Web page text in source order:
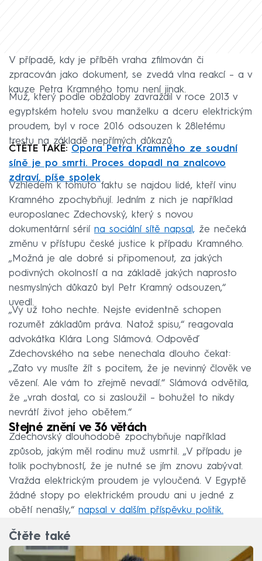
V případě, kdy je příběh vraha zfilmován či
zpracován jako dokument, se zvedá vlna reakcí – a v
kauze Petra Kramného tomu není jinak.
Muž, který podle obžaloby zavraždil v roce 2013 v
egyptském hotelu svou manželku a dceru elektrickým
proudem, byl v roce 2016 odsouzen k 28letému
trestu na základě nepřímých důkazů.
ČTĚTE TAKÉ: Opora Petra Kramného ze soudní
síně je po smrti. Proces dopadl na znalcovo
zdraví, píše spolek
Vzhledem k tomuto faktu se najdou lidé, kteří vinu
Kramného zpochybňují. Jedním z nich je například
europoslanec Zdechovský, který s novou
dokumentární sérií na sociální sítě napsal, že nečeká
změnu v přístupu české justice k případu Kramného.
„Možná je ale dobré si připomenout, za jakých
podivných okolností a na základě jakých naprosto
nesmyslných důkazů byl Petr Kramný odsouzen,“
uvedl.
„Vy už toho nechte. Nejste evidentně schopen
rozumět základům práva. Natož spisu,“ reagovala
advokátka Klára Long Slámová. Odpověď
Zdechovského na sebe nenechala dlouho čekat:
„Zato vy musíte žít s pocitem, že je nevinný člověk ve
vězení. Ale vám to zřejmě nevadí.“ Slámová odvětila,
že „vrah dostal, co si zasloužil – bohužel to nikdy
nevrátí život jeho obětem.“
Stejné znění ve 36 větách
Zdechovský dlouhodobě zpochybňuje například
způsob, jakým měl rodinu muž usmrtil. „V případu je
tolik pochybností, že je nutné se jím znovu zabývat.
Vražda elektrickým proudem je vyloučená. V Egyptě
žádné stopy po elektrickém proudu ani u jedné z
obětí nenašly,“ napsal v dalším příspěvku politik.
Čtěte také